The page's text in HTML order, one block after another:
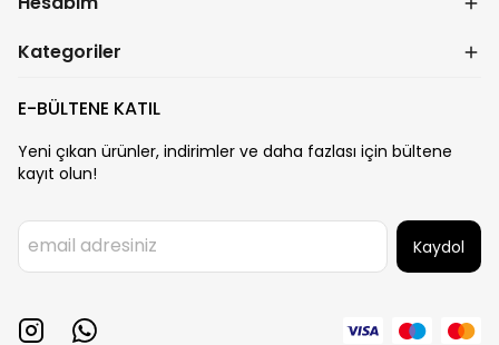
Kategoriler
E-BÜLTENE KATIL
Yeni çıkan ürünler, indirimler ve daha fazlası için bültene
kayıt olun!
Kaydol